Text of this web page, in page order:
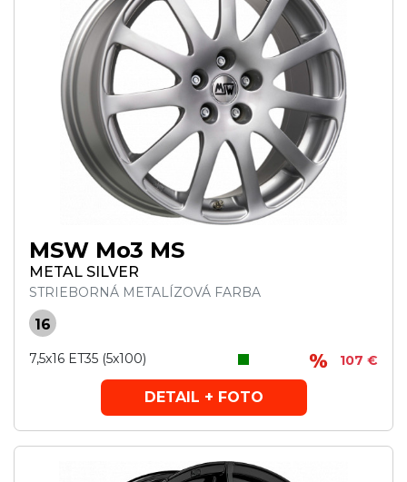
MSW Mo3 MS
METAL SILVER
STRIEBORNÁ METALÍZOVÁ FARBA
16
7,5x16 ET35 (5x100) 107 €
DETAIL + FOTO